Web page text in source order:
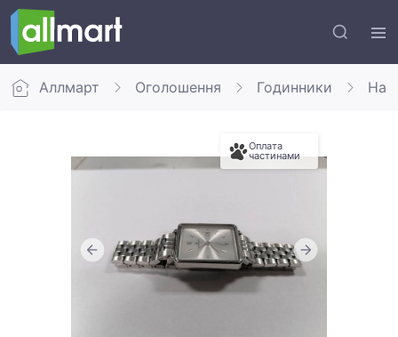
Аллмарт Оголошення Годинники
Оплата
частинами